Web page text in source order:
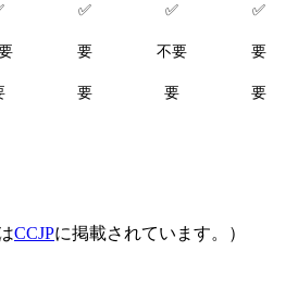
✅ ✅ ✅
要 不要 要
要 要 要
CCJPに掲載されています。）